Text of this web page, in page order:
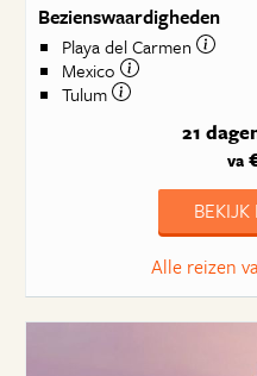
Bezienswaardigheden
Playa del Carmen
Mexico
Tulum
21
va
BEKIJK
Alle reizen